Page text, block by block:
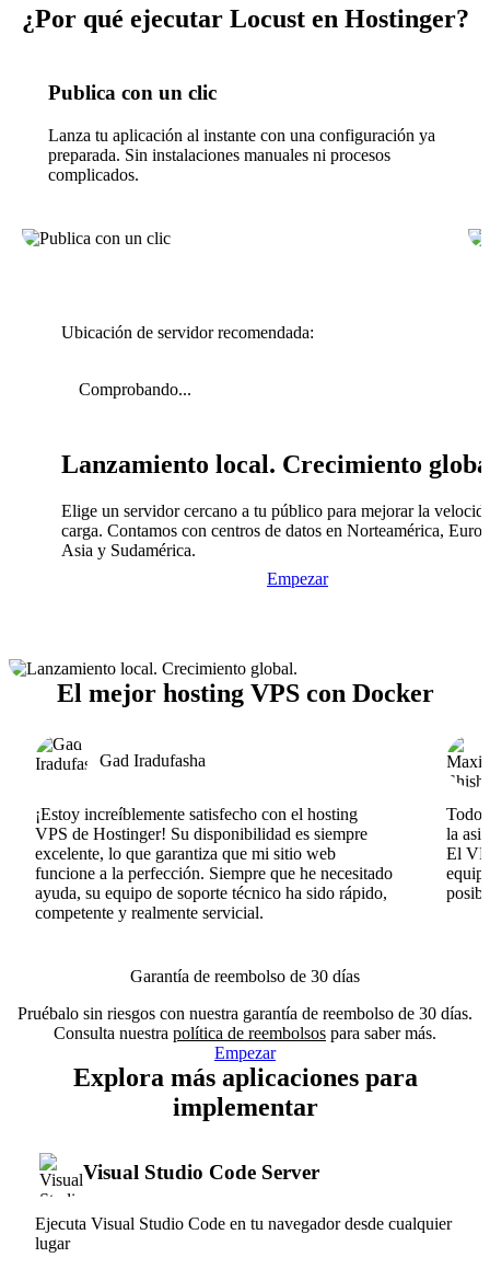
¿Por qué ejecutar Locust en Hostinger?
Publica con un clic
Lanza tu aplicación al instante con una configuración ya
preparada. Sin instalaciones manuales ni procesos
complicados.
Ubicación de servidor recomendada:
Comprobando...
Lanzamiento local. Crecimiento
Elige un servidor cercano a tu público para mejorar la
carga. Contamos con centros de datos en Norteamérica,
Asia y Sudamérica.
Empezar
El mejor hosting VPS con Docker
Gad Iradufasha
¡Estoy increíblemente satisfecho con el hosting
VPS de Hostinger! Su disponibilidad es siempre
excelente, lo que garantiza que mi sitio web
funcione a la perfección. Siempre que he necesitado
ayuda, su equipo de soporte técnico ha sido rápido,
competente y realmente servicial.
Todo
la
El
Garantía de reembolso de 30 días
Pruébalo sin riesgos con nuestra garantía de reembolso de 30 días.
Consulta nuestra política de reembolsos para saber más.
Empezar
Explora más aplicaciones para
implementar
Visual Studio Code Server
Ejecuta Visual Studio Code en tu navegador desde cualquier
lugar